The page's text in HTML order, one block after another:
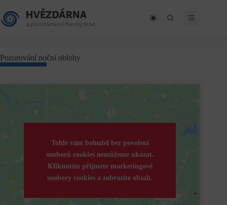
to
content
Pozorování noční oblohy
Tohle vám bohužel bez povolení
souborů cookies nemůžeme ukázat.
Kliknutím přijmete marketingové
soubory cookies a zobrazíte obsah.